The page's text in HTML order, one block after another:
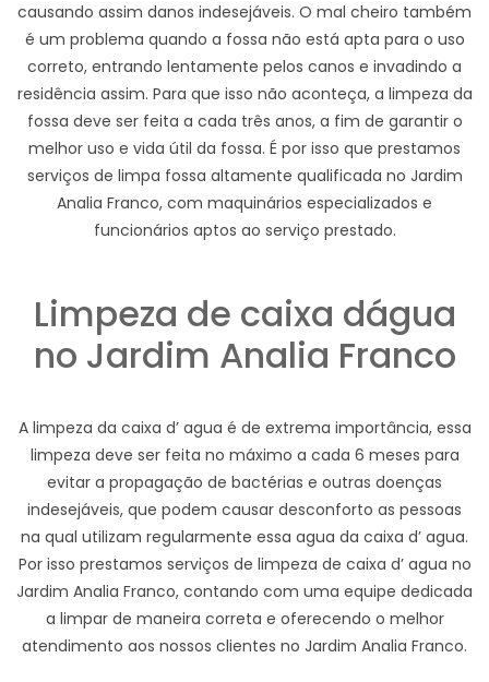
causando assim danos indesejáveis. O mal cheiro também
é um problema quando a fossa não está apta para o uso
correto, entrando lentamente pelos canos e invadindo a
residência assim. Para que isso não aconteça, a limpeza da
fossa deve ser feita a cada três anos, a fim de garantir o
melhor uso e vida útil da fossa. É por isso que prestamos
serviços de limpa fossa altamente qualificada no Jardim
Analia Franco, com maquinários especializados e
funcionários aptos ao serviço prestado.
Limpeza de caixa dágua
no Jardim Analia Franco
A limpeza da caixa d’ agua é de extrema importância, essa
limpeza deve ser feita no máximo a cada 6 meses para
evitar a propagação de bactérias e outras doenças
indesejáveis, que podem causar desconforto as pessoas
na qual utilizam regularmente essa agua da caixa d’ agua.
Por isso prestamos serviços de limpeza de caixa d’ agua no
Jardim Analia Franco, contando com uma equipe dedicada
a limpar de maneira correta e oferecendo o melhor
atendimento aos nossos clientes no Jardim Analia Franco.